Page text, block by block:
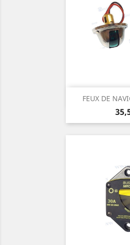
FEUX DE
Prix
